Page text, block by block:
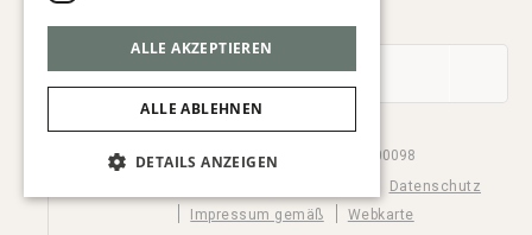
© Hotel Via Augusta 2026. HB-000098
Datenschutz
Impressum gemäß
Webkarte
ALLE AKZEPTIEREN
ALLE ABLEHNEN
DETAILS ANZEIGEN